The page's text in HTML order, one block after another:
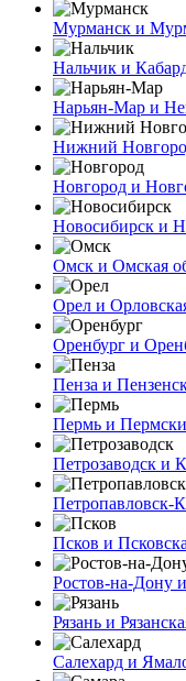
Мурманск и
Нальчик и
Нарьян-Мар и
Нижний
Новгород и
Новосибирск и
Омск и Омская
Орел и
Оренбург и
Пенза и
Пермь и
Петрозаводск и
Петропавловск-
Псков и
Ростов-на-Дону
Рязань и
Салехард и